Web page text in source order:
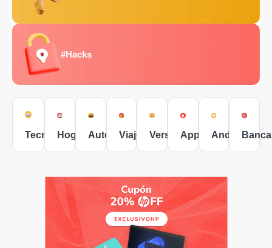
#Hacks
Tecnología
Hogar Autos Viajes VersusApple AndroidBanca